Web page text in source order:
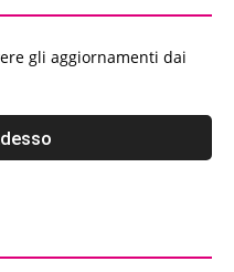
gli aggiornamenti dai